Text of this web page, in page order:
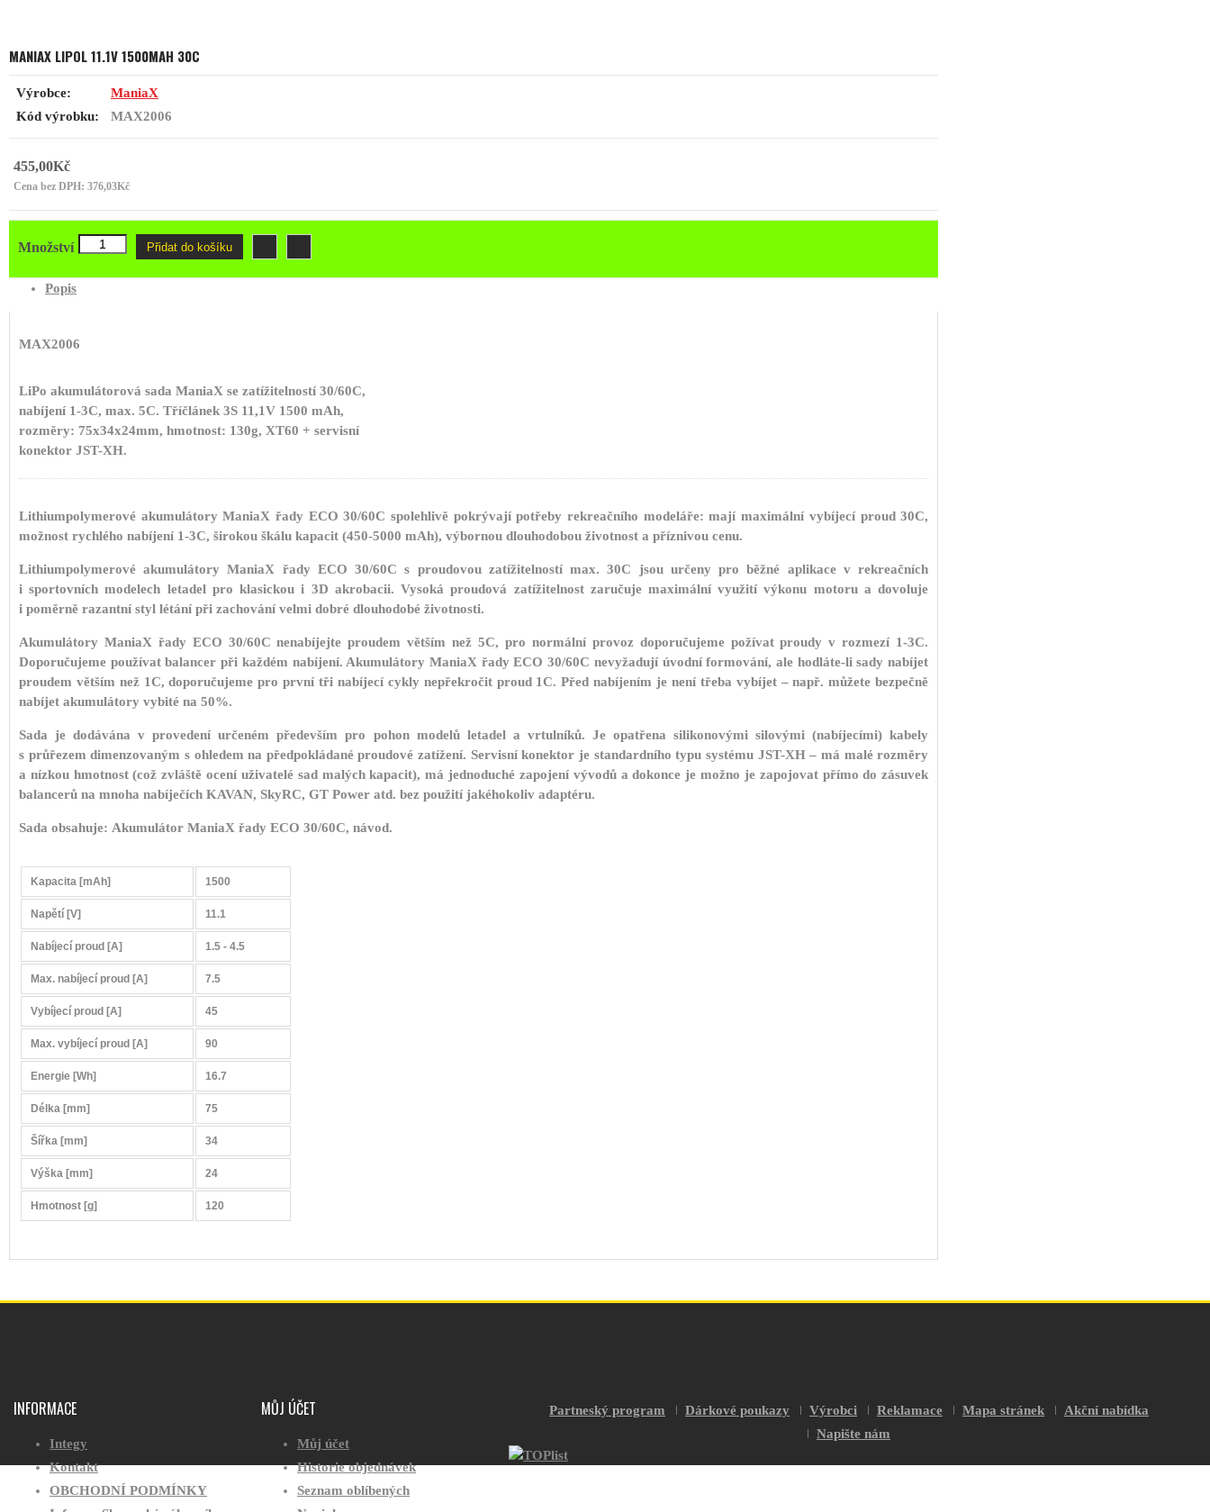
MANIAX LIPOL 11.1V 1500MAH 30C
Výrobce:
ManiaX
Kód výrobku:
MAX2006
455,00Kč
Cena bez DPH: 376,03Kč
Množství Přidat do košíku
Popis
MAX2006
LiPo akumulátorová sada ManiaX se zatížitelností 30/60C,
nabíjení 1-3C, max. 5C. Tříčlánek 3S 11,1V 1500 mAh,
rozměry: 75x34x24mm, hmotnost: 130g, XT60 + servisní
konektor JST-XH.
Lithiumpolymerové akumulátory ManiaX řady ECO 30/60C spolehlivě pokrývají potřeby rekreačního modeláře: mají maximální vybíjecí proud 30C,
možnost rychlého nabíjení 1-3C, širokou škálu kapacit (450-5000 mAh), výbornou dlouhodobou životnost a příznivou cenu.
Lithiumpolymerové akumulátory ManiaX řady ECO 30/60C s proudovou zatížitelností max. 30C jsou určeny pro běžné aplikace v rekreačních
i sportovních modelech letadel pro klasickou i 3D akrobacii. Vysoká proudová zatížitelnost zaručuje maximální využití výkonu motoru a dovoluje
i poměrně razantní styl létání při zachování velmi dobré dlouhodobé životnosti.
Akumulátory ManiaX řady ECO 30/60C nenabíjejte proudem větším než 5C, pro normální provoz doporučujeme požívat proudy v rozmezí 1-3C.
Doporučujeme používat balancer při každém nabíjení. Akumulátory ManiaX řady ECO 30/60C nevyžadují úvodní formování, ale hodláte-li sady nabíjet
proudem větším než 1C, doporučujeme pro první tři nabíjecí cykly nepřekročit proud 1C. Před nabíjením je není třeba vybíjet – např. můžete bezpečně
nabíjet akumulátory vybité na 50%.
Sada je dodávána v provedení určeném především pro pohon modelů letadel a vrtulníků. Je opatřena silikonovými silovými (nabíjecími) kabely
s průřezem dimenzovaným s ohledem na předpokládané proudové zatížení. Servisní konektor je standardního typu systému JST-XH – má malé rozměry
a nízkou hmotnost (což zvláště ocení uživatelé sad malých kapacit), má jednoduché zapojení vývodů a dokonce je možno je zapojovat přímo do zásuvek
balancerů na mnoha nabíječích KAVAN, SkyRC, GT Power atd. bez použití jakéhokoliv adaptéru.
Sada obsahuje: Akumulátor ManiaX řady ECO 30/60C, návod.
Kapacita [mAh] 1500
Napětí [V] 11.1
Nabíjecí proud [A] 1.5 - 4.5
Max. nabíjecí proud [A] 7.5
Vybíjecí proud [A] 45
Max. vybíjecí proud [A] 90
Energie [Wh] 16.7
Délka [mm] 75
Šířka [mm] 34
Výška [mm] 24
Hmotnost [g] 120
INFORMACE
Integy
Kontakt
OBCHODNÍ PODMÍNKY
MŮJ ÚČET
Můj účet
Historie objednávek
Seznam oblíbených
Partneský program Dárkové poukazy Výrobci Reklamace Mapa stránek
Akční nabídka
Napište nám